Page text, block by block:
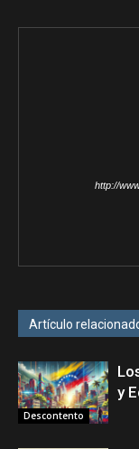
http://
Artículo
Descontento
y